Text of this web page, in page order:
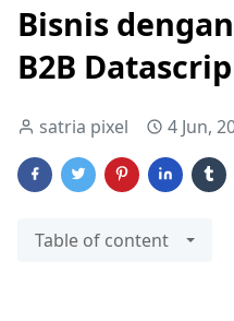
Bisnis
B2B
satria pixel 4 Jun,
Table of content